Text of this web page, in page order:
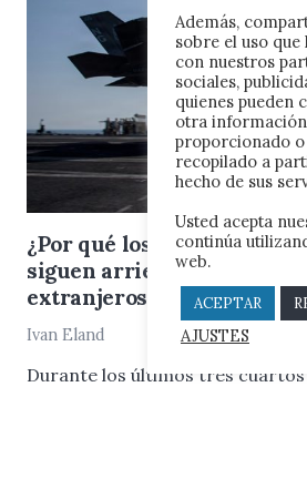
¿Por qué los presidentes
siguen arriesgándose a
extranjeros?
Ivan Eland
Durante los últimos tres cuartos
Además,
sobre el uso
con nuestros
sociales,
quienes pueden
otra información
proporcionado o
recopilado a
hecho de sus
Usted acepta
continúa
web.
ACEPTAR
AJUSTES